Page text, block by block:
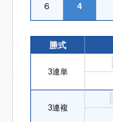
６ 4
勝式
3連単
3連複